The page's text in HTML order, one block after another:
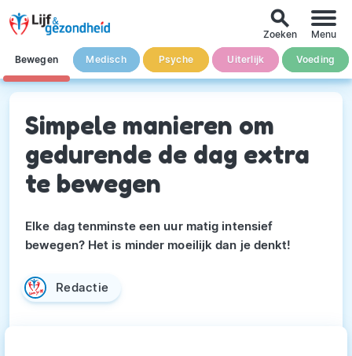
Bewegen Medisch Psyche Uiterlijk Voeding
search
Zoeken Menu
Simpele manieren om
gedurende de dag extra
te bewegen
Elke dag tenminste een uur matig intensief
bewegen? Het is minder moeilijk dan je denkt!
Redactie